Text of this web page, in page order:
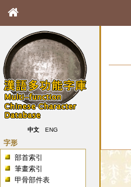
中文 ENG
字形
部首索引
筆畫索引
甲骨部件表